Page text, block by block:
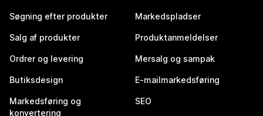
Søgning efter produkter
Salg af produkter
Ordrer og levering
Butiksdesign
Markedsføring og
konvertering
Markedspladser
Produktanmeldelser
Mersalg og sampak
E-mailmarkedsføring
SEO